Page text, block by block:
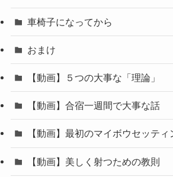
車椅子になってから
おまけ
【動画】５つの大事な「理論」
【動画】合宿一週間で大事な話
【動画】最初のマイボウセッテ
【動画】美しく射つための教則